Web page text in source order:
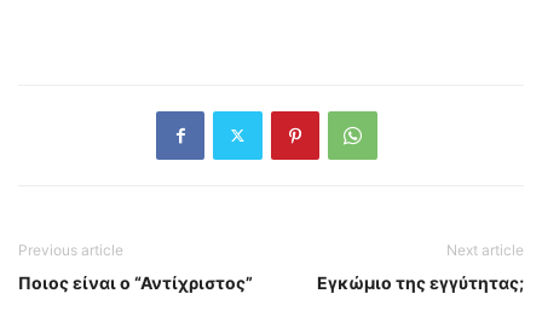
Previous article
Ποιος είναι ο “Αντίχριστος”
Next article
Εγκώμιο της εγγύτητας;